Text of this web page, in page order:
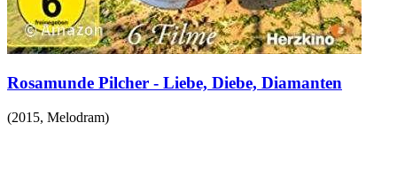
Rosamunde Pilcher - Liebe, Diebe, Diamanten
(2015, Melodram)